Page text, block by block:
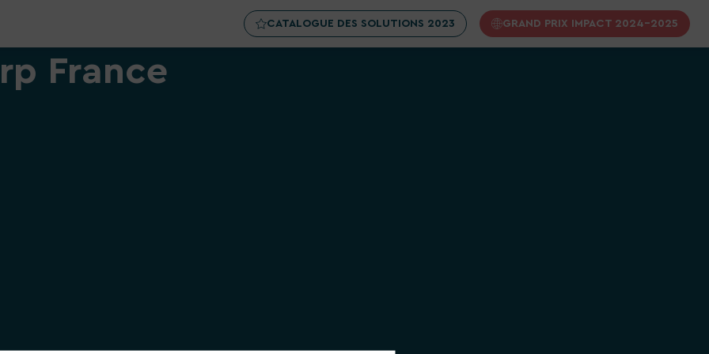
CATALOGUE DES SOLUTIONS 2023 GRAND PRIX IMPACT 2024-2025
France